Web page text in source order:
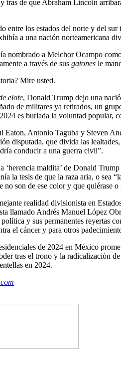
tras de que Abraham Lincoln
entre los estados del norte y del
a una nación norteamericana
nombrado a Melchor Ocampo
a través de sus gatones le
Mire usted.
elote, Donald Trump dejo una
de militares ya retirados, un
es burlada la voluntad popular,
Eaton, Antonio Taguba y Steven
disputada, que divida las
conducir a una guerra civil”.
‘herencia maldita’ de Donald
la tesis de que la raza aria, o sea
no son de ese color y que quiérase
realidad divisionista en
llamado Andrés Manuel López
y sus permanentes reyertas
el cáncer y para otros
de 2024 en México
tras el trono y la radicalización
en 2024.